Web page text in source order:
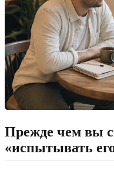
Прежде чем вы
«испытывать